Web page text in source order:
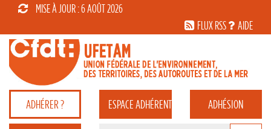
MISE À JOUR : 6 AOÛT 2026
FLUX RSS
AIDE
ADHÉRER ? ESPACEADHÉRENT ADHÉSION